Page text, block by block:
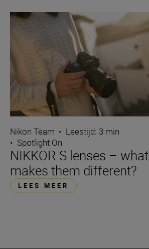
Nikon Team • Leestijd: 3 min
• Spotlight On
NIKKOR S lenses – what
makes them different?
LEES MEER